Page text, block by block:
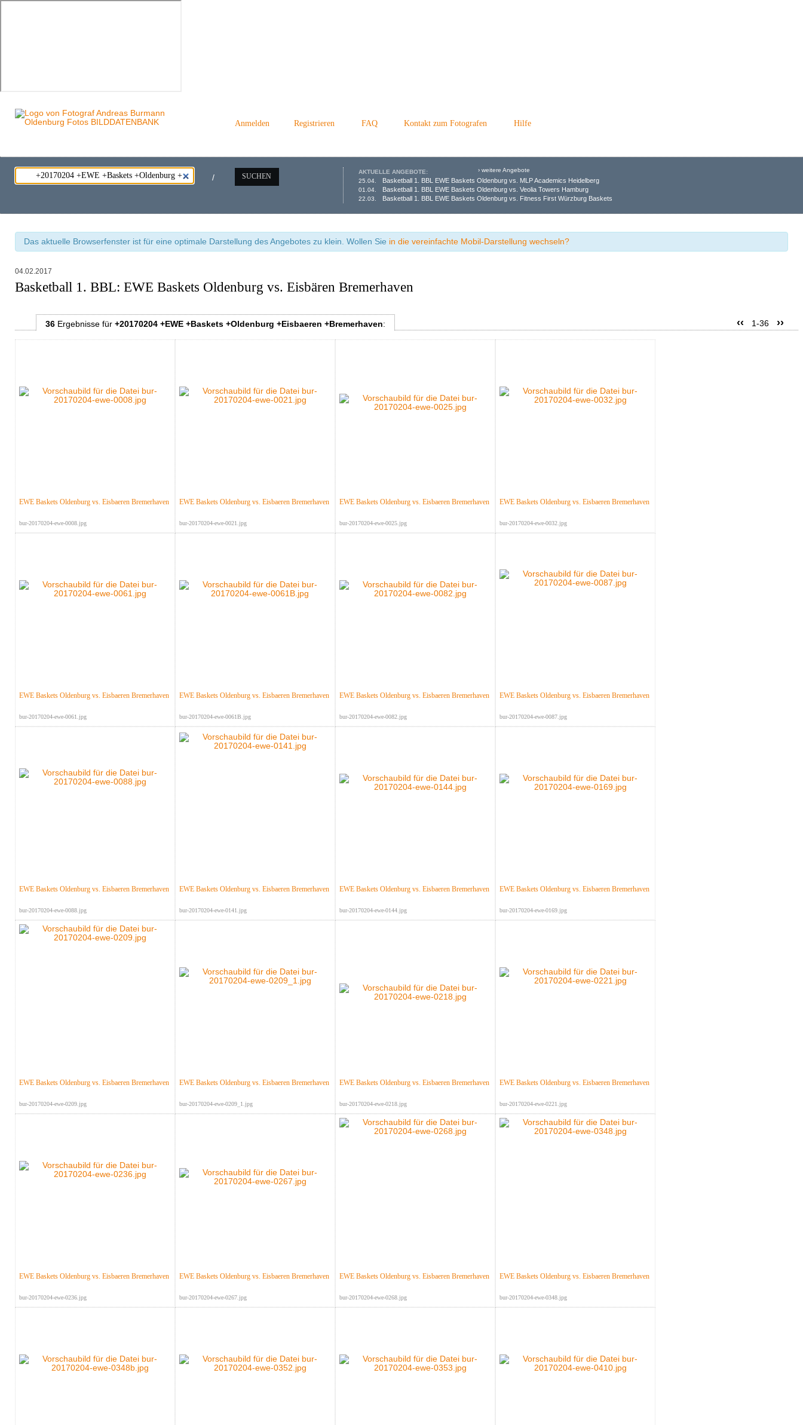
Anmelden Registrieren FAQ Kontakt zum Fotografen Hilfe
/ SUCHEN
› weitere Angebote
AKTUELLE ANGEBOTE:
25.04.
Basketball 1. BBL EWE Baskets Oldenburg vs. MLP Academics Heidelberg
01.04. Basketball 1. BBL EWE Baskets Oldenburg vs. Veolia Towers Hamburg
22.03. Basketball 1. BBL EWE Baskets Oldenburg vs. Fitness First Würzburg Baskets
Das aktuelle Browserfenster ist für eine optimale Darstellung des Angebotes zu klein. Wollen Sie in die vereinfachte Mobil-Darstellung wechseln?
04.02.2017
Basketball 1. BBL: EWE Baskets Oldenburg vs. Eisbären Bremerhaven
36 Ergebnisse für +20170204 +EWE +Baskets +Oldenburg +Eisbaeren +Bremerhaven: ‹‹ 1-36 ››
EWE Baskets Oldenburg vs. Eisbaeren Bremerhaven
bur-20170204-ewe-0008.jpg
EWE Baskets Oldenburg vs. Eisbaeren Bremerhaven
bur-20170204-ewe-0021.jpg
EWE Baskets Oldenburg vs. Eisbaeren Bremerhaven
bur-20170204-ewe-0025.jpg
EWE Baskets Oldenburg vs. Eisbaeren Bremerhaven
bur-20170204-ewe-0032.jpg
EWE Baskets Oldenburg vs. Eisbaeren Bremerhaven
bur-20170204-ewe-0061.jpg
EWE Baskets Oldenburg vs. Eisbaeren Bremerhaven
bur-20170204-ewe-0061B.jpg
EWE Baskets Oldenburg vs. Eisbaeren Bremerhaven
bur-20170204-ewe-0082.jpg
EWE Baskets Oldenburg vs. Eisbaeren Bremerhaven
bur-20170204-ewe-0087.jpg
EWE Baskets Oldenburg vs. Eisbaeren Bremerhaven
bur-20170204-ewe-0088.jpg
EWE Baskets Oldenburg vs. Eisbaeren Bremerhaven
bur-20170204-ewe-0141.jpg
EWE Baskets Oldenburg vs. Eisbaeren Bremerhaven
bur-20170204-ewe-0144.jpg
EWE Baskets Oldenburg vs. Eisbaeren Bremerhaven
bur-20170204-ewe-0169.jpg
EWE Baskets Oldenburg vs. Eisbaeren Bremerhaven
bur-20170204-ewe-0209.jpg
EWE Baskets Oldenburg vs. Eisbaeren Bremerhaven
bur-20170204-ewe-0209_1.jpg
EWE Baskets Oldenburg vs. Eisbaeren Bremerhaven
bur-20170204-ewe-0218.jpg
EWE Baskets Oldenburg vs. Eisbaeren Bremerhaven
bur-20170204-ewe-0221.jpg
EWE Baskets Oldenburg vs. Eisbaeren Bremerhaven
bur-20170204-ewe-0236.jpg
EWE Baskets Oldenburg vs. Eisbaeren Bremerhaven
bur-20170204-ewe-0267.jpg
EWE Baskets Oldenburg vs. Eisbaeren Bremerhaven
bur-20170204-ewe-0268.jpg
EWE Baskets Oldenburg vs. Eisbaeren Bremerhaven
bur-20170204-ewe-0348.jpg